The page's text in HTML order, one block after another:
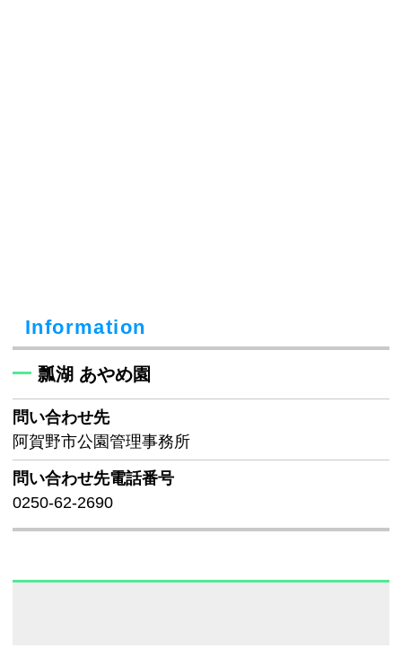
Information
瓢湖 あやめ園
問い合わせ先
阿賀野市公園管理事務所
問い合わせ先電話番号
0250-62-2690